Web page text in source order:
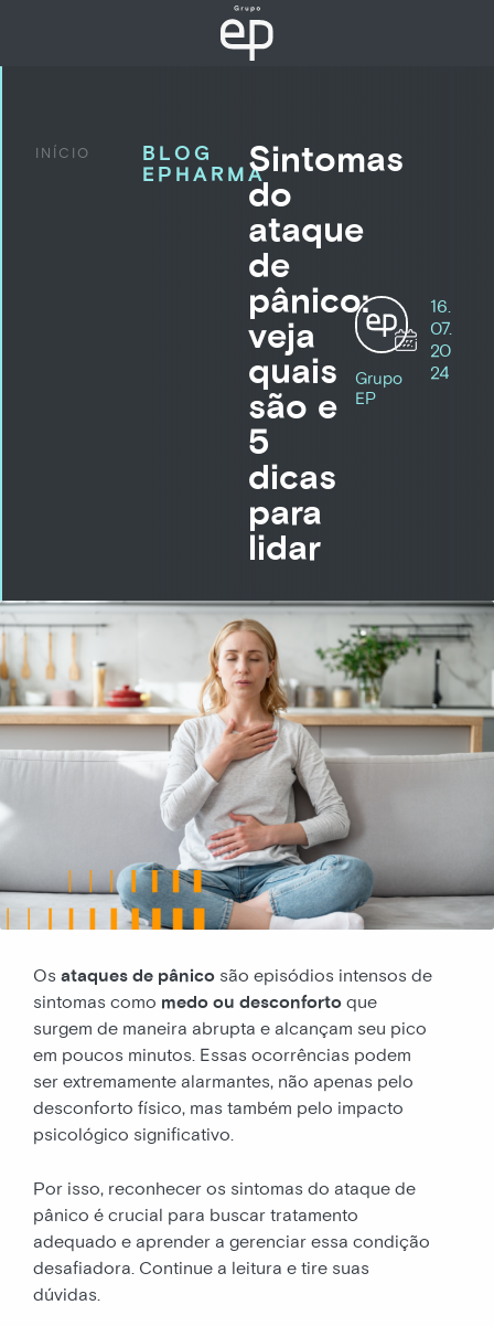
INÍCIO
BLOG
EPHARMASintomas
do
ataque
de
pânico:
veja
quais
são e
5
dicas
para
lidar
Grupo
EP
16.
07.
20
24
Os ataques de pânico são episódios intensos de
sintomas como medo ou desconforto que
surgem de maneira abrupta e alcançam seu pico
em poucos minutos. Essas ocorrências podem
ser extremamente alarmantes, não apenas pelo
desconforto físico, mas também pelo impacto
psicológico significativo.
Por isso, reconhecer os sintomas do ataque de
pânico é crucial para buscar tratamento
adequado e aprender a gerenciar essa condição
desafiadora. Continue a leitura e tire suas
dúvidas.